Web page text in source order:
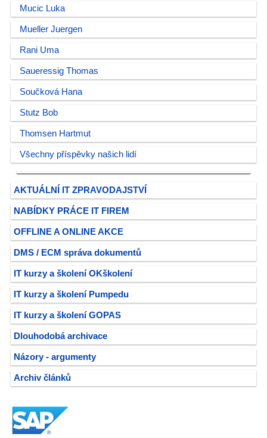
Mucic Luka
Mueller Juergen
Rani Uma
Saueressig Thomas
Součková Hana
Stutz Bob
Thomsen Hartmut
Všechny příspěvky našich lidí
AKTUÁLNÍ IT ZPRAVODAJSTVÍ
NABÍDKY PRÁCE IT FIREM
OFFLINE A ONLINE AKCE
DMS / ECM správa dokumentů
IT kurzy a školení OKškolení
IT kurzy a školení Pumpedu
IT kurzy a školení GOPAS
Dlouhodobá archivace
Názory - argumenty
Archiv článků